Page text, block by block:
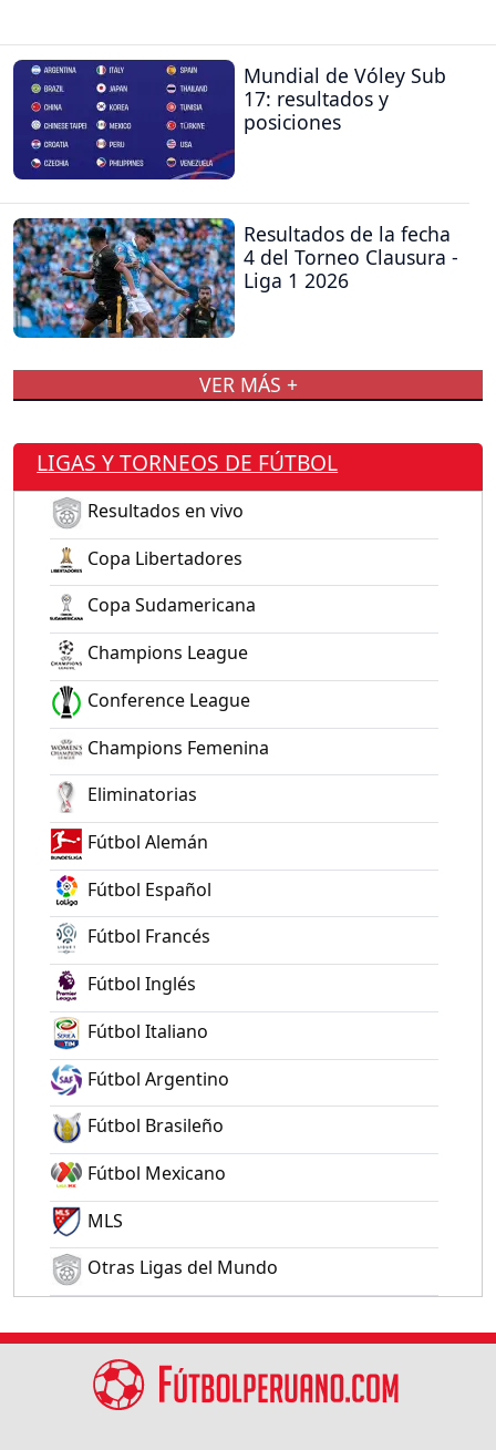
Mundial de Vóley Sub
17: resultados y
posiciones
Resultados de la fecha
4 del Torneo Clausura -
Liga 1 2026
VER MÁS +
LIGAS Y TORNEOS DE FÚTBOL
Resultados en vivo
Copa Libertadores
Copa Sudamericana
Champions League
Conference League
Champions Femenina
Eliminatorias
Fútbol Alemán
Fútbol Español
Fútbol Francés
Fútbol Inglés
Fútbol Italiano
Fútbol Argentino
Fútbol Brasileño
Fútbol Mexicano
MLS
Otras Ligas del Mundo